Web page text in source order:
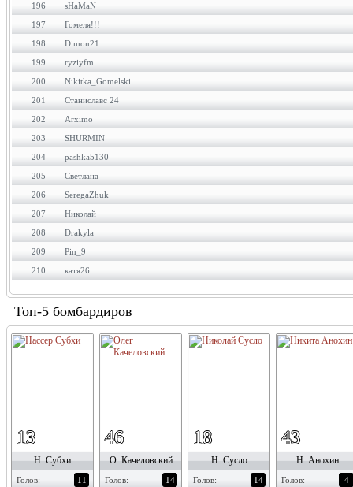
196
sHaMaN
197
Гомеля!!!
198
Dimon21
199
ryziyfm
200
Nikitka_Gomelski
201
Станиславс 24
202
Arximo
203
SHURMIN
204
pashka5130
205
Светлана
206
SeregaZhuk
207
Николай
208
Drakyla
209
Pin_9
210
катя26
Топ-5 бомбардиров
13
Н. Субхи
Голов:
11
46
О. Качеловский
Голов:
14
18
Н. Сусло
Голов:
14
43
Н. Анохин
Голов:
4